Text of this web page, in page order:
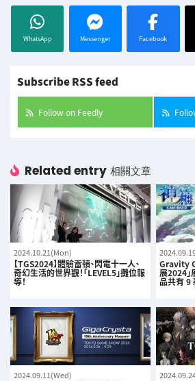
WhatsApp Messenger Facebook
Subscribe RSS feed
Follow on Feedly
Related entry 相關文章
2024.10.21(Mon)
【TGS2024】體驗雷頓、閃電十一人、
奇幻生活的世界觀！「LEVEL5」攤位報
導！
Gravity
展2024」
品共有 9
2024.09.11(Wed)